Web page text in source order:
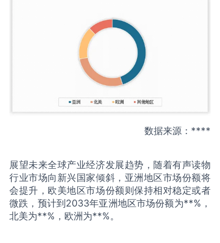
数据来源：****
展望未来全球产业经济发展趋势，随着有声读物
行业市场向新兴国家倾斜，亚洲地区市场份额将
会提升，欧美地区市场份额则保持相对稳定或者
微跌，预计到2033年亚洲地区市场份额为**%，
北美为**%，欧洲为**%。